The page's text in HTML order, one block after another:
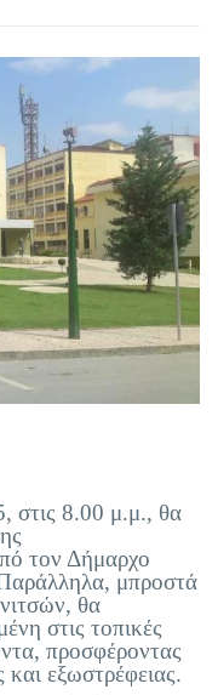
στις 8.00 μ.μ., θα
τον Δήμαρχο
μπροστά
θα
στις τοπικές
προσφέροντας
εξωστρέφειας.